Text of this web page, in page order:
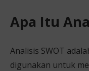
Apa Itu
Analisis SWOT
digunakan untuk